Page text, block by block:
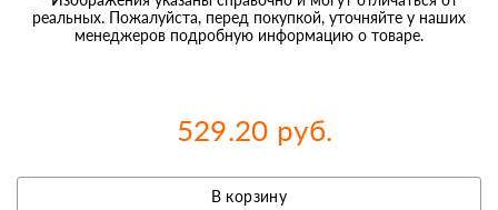
реальных. Пожалуйста, перед покупкой, уточняйте у наших
менеджеров подробную информацию о товаре.
529.20 руб.
В корзину